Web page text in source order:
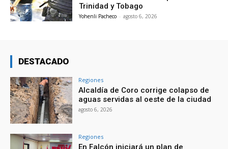
Trinidad y Tobago
Yohenli Pacheco - agosto 6, 2026
DESTACADO
Regiones
Alcaldía de Coro corrige colapso de
aguas servidas al oeste de la ciudad
agosto 6, 2026
Regiones
En Falcón iniciará un plan de